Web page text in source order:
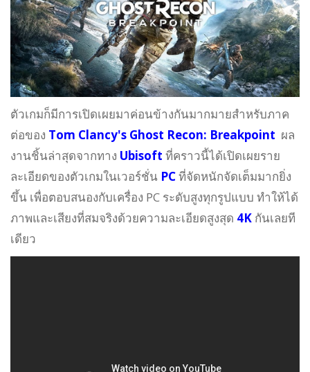
ตัวเกมก็มีการเปิดเผยมาค่อนข้างกันมากมายสำหรับภาค
ต่อของ Tom Clancy's Ghost Recon: Breakpoint ผล
งานชิ้นล่าสุดจากทาง Ubisoft ที่คราวนี้ได้เปิดเผยราย
ละเอียดของตัวเกมในเวอร์ชั่น PCที่จัดหนักจัดเต็มมากยิ่ง
ขึ้น เพื่อตอบสนองกับเครื่อง PC ระดับสูงทุกรูปแบบ ทำให้ได้
ภาพและเสียงที่สมจริงด้วยความละเอียดสูงสุด 4K กันเลยที
เดียว